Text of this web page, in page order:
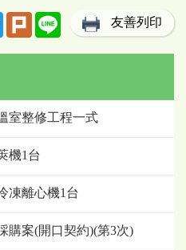
TwitterPlurk Line 友善列印
室整修工程一式
機1台
凍離心機1台
購案(開口契約)(第3次)